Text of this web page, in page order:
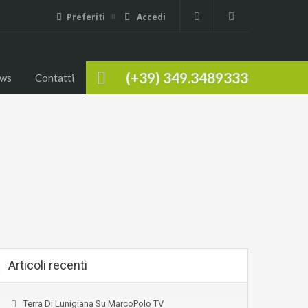
Preferiti Accedi
(+39) 349.3489333
Contatti
Articoli recenti
Terra Di Lunigiana Su MarcoPolo TV